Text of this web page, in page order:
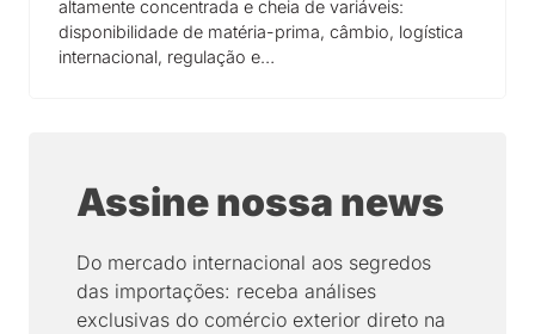
altamente concentrada e cheia de variáveis:
disponibilidade de matéria-prima, câmbio, logística
internacional, regulação e…
Assine nossa news
Do mercado internacional aos segredos
das importações: receba análises
exclusivas do comércio exterior direto na